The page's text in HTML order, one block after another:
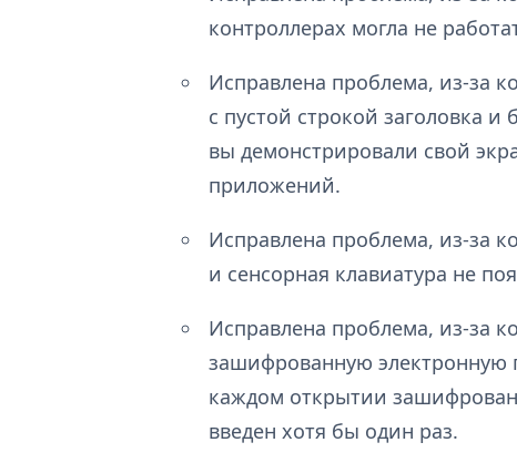
контроллерах могла не
Исправлена проблема, из-за
с пустой строкой заголовка и
вы демонстрировали свой
приложений.
Исправлена проблема, из-за
и сенсорная клавиатура не
Исправлена проблема, из-за
зашифрованную электронную
каждом открытии
введен хотя бы один раз.